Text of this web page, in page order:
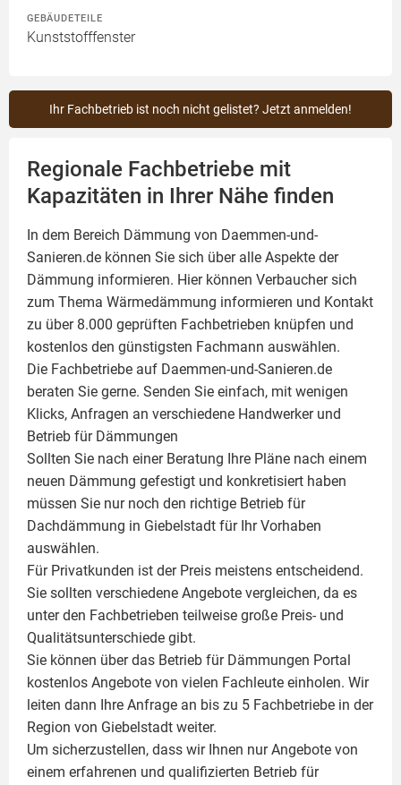
GEBÄUDETEILE
Kunststofffenster
Ihr Fachbetrieb ist noch nicht gelistet? Jetzt anmelden!
Regionale Fachbetriebe mit
Kapazitäten in Ihrer Nähe finden
In dem Bereich Dämmung von Daemmen-und-
Sanieren.de können Sie sich über alle Aspekte der
Dämmung informieren. Hier können Verbaucher sich
zum Thema Wärmedämmung informieren und Kontakt
zu über 8.000 geprüften Fachbetrieben knüpfen und
kostenlos den günstigsten Fachmann auswählen.
Die Fachbetriebe auf Daemmen-und-Sanieren.de
beraten Sie gerne. Senden Sie einfach, mit wenigen
Klicks, Anfragen an verschiedene Handwerker und
Betrieb für Dämmungen
Sollten Sie nach einer Beratung Ihre Pläne nach einem
neuen Dämmung gefestigt und konkretisiert haben
müssen Sie nur noch den richtige Betrieb für
Dachdämmung in Giebelstadt für Ihr Vorhaben
auswählen.
Für Privatkunden ist der Preis meistens entscheidend.
Sie sollten verschiedene Angebote vergleichen, da es
unter den Fachbetrieben teilweise große Preis- und
Qualitätsunterschiede gibt.
Sie können über das Betrieb für Dämmungen Portal
kostenlos Angebote von vielen Fachleute einholen. Wir
leiten dann Ihre Anfrage an bis zu 5 Fachbetriebe in der
Region von Giebelstadt weiter.
Um sicherzustellen, dass wir Ihnen nur Angebote von
einem erfahrenen und qualifizierten Betrieb für